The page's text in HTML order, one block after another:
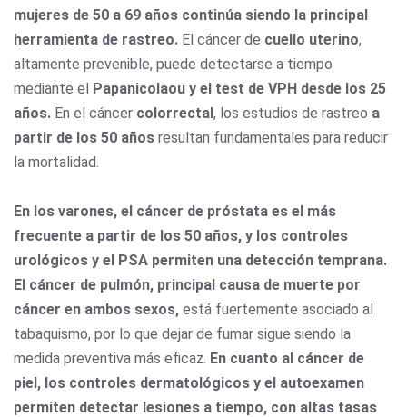
mujeres de 50 a 69 años continúa siendo la principal
herramienta de rastreo. El cáncer de cuello uterino,
altamente prevenible, puede detectarse a tiempo
mediante el Papanicolaou y el test de VPH desde los 25
años. En el cáncer colorrectal, los estudios de rastreo a
partir de los 50 años resultan fundamentales para reducir
la mortalidad.
En los varones, el cáncer de próstata es el más
frecuente a partir de los 50 años, y los controles
urológicos y el PSA permiten una detección temprana.
El cáncer de pulmón, principal causa de muerte por
cáncer en ambos sexos, está fuertemente asociado al
tabaquismo, por lo que dejar de fumar sigue siendo la
medida preventiva más eficaz. En cuanto al cáncer de
piel, los controles dermatológicos y el autoexamen
permiten detectar lesiones a tiempo, con altas tasas